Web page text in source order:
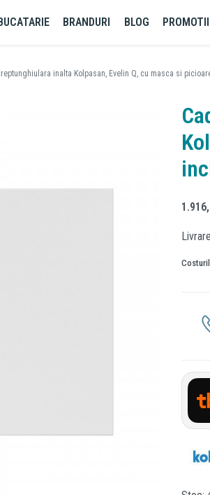
BRANDURI BLOG PROMOTII
inalta Kolpasan, Evelin Q, cu masca si